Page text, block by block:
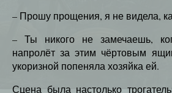
– Прошу прощения, я не видела,
– Ты никого не замечаешь,
напролёт за этим чёртовым
укоризной попеняла хозяйка ей.
Сцена была настолько